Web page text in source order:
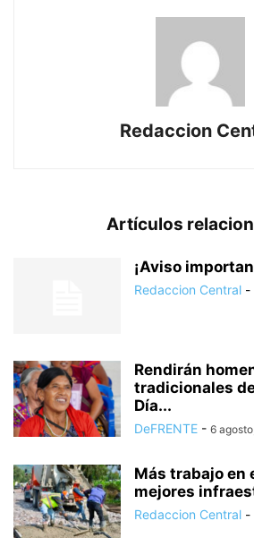
Redaccion
Artículos
¡Aviso
Redaccion Central -
Rendirán
tradicionales
Día...
DeFRENTE - 6
Más trabajo en
mejores
Redaccion Central -